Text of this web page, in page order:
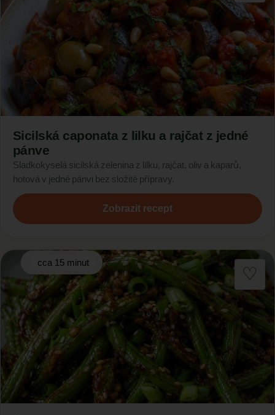
Sicilská caponata z lilku a rajčat z jedné
pánve
Sladkokyselá sicilská zelenina z lilku, rajčat, oliv a kaparů,
hotová v jedné pánvi bez složité přípravy.
Zobrazit recept
cca 15 minut